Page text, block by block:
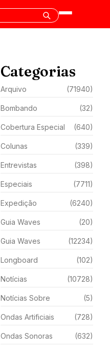
Categorias
Arquivo (71940)
Bombando (32)
Cobertura Especial (640)
Colunas (339)
Entrevistas (398)
Especiais (7711)
Expedição (6240)
Guia Waves (20)
Guia Waves (12234)
Longboard (102)
Notícias (10728)
Notícias Sobre (5)
Ondas Artificiais (728)
Ondas Sonoras (632)